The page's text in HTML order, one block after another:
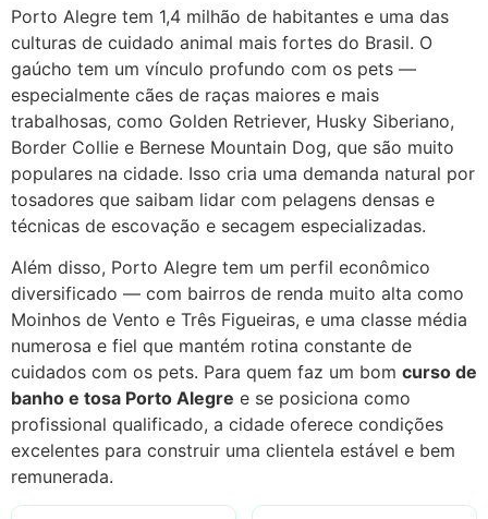
Porto Alegre tem 1,4 milhão de habitantes e uma das
culturas de cuidado animal mais fortes do Brasil. O
gaúcho tem um vínculo profundo com os pets —
especialmente cães de raças maiores e mais
trabalhosas, como Golden Retriever, Husky Siberiano,
Border Collie e Bernese Mountain Dog, que são muito
populares na cidade. Isso cria uma demanda natural por
tosadores que saibam lidar com pelagens densas e
técnicas de escovação e secagem especializadas.
Além disso, Porto Alegre tem um perfil econômico
diversificado — com bairros de renda muito alta como
Moinhos de Vento e Três Figueiras, e uma classe média
numerosa e fiel que mantém rotina constante de
cuidados com os pets. Para quem faz um bom curso de
banho e tosa Porto Alegre e se posiciona como
profissional qualificado, a cidade oferece condições
excelentes para construir uma clientela estável e bem
remunerada.